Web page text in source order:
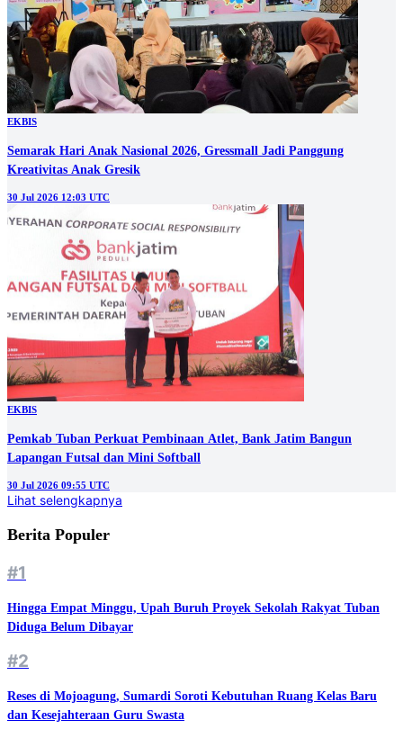
EKBIS
Semarak Hari Anak Nasional 2026, Gressmall Jadi Panggung
Kreativitas Anak Gresik
30 Jul 2026 12:03 UTC
EKBIS
Pemkab Tuban Perkuat Pembinaan Atlet, Bank Jatim Bangun
Lapangan Futsal dan Mini Softball
30 Jul 2026 09:55 UTC
Lihat selengkapnya
Berita Populer
#1
Hingga Empat Minggu, Upah Buruh Proyek Sekolah Rakyat Tuban
Diduga Belum Dibayar
#2
Reses di Mojoagung, Sumardi Soroti Kebutuhan Ruang Kelas Baru
dan Kesejahteraan Guru Swasta